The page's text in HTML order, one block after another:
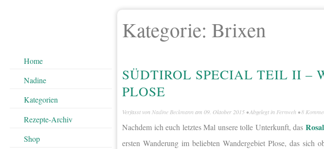
Home
Nadine
Kategorien
Rezepte-Archiv
Shop
Kategorie: Brixen
SÜDTIROL SPECIAL TEIL II –
PLOSE
Verfasst von Nadine Beckmann am 09. Oktober 2015 • Abgelegt in Fernweh •8
Nachdem ich euch letztes Mal unsere tolle Unterkunft, das
ersten Wanderung im beliebten Wandergebiet Plose, das